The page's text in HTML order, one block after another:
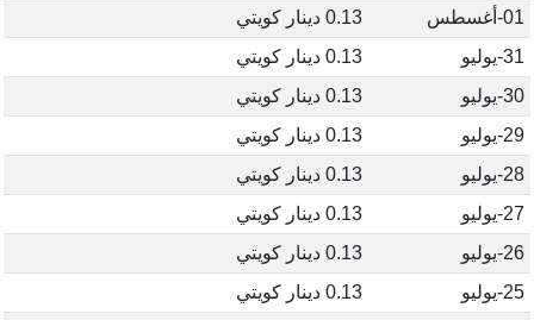
01-أغسطس
0.13 دينار كويتي
31-يوليو
0.13 دينار كويتي
30-يوليو
0.13 دينار كويتي
29-يوليو
0.13 دينار كويتي
28-يوليو
0.13 دينار كويتي
27-يوليو
0.13 دينار كويتي
26-يوليو
0.13 دينار كويتي
25-يوليو
0.13 دينار كويتي